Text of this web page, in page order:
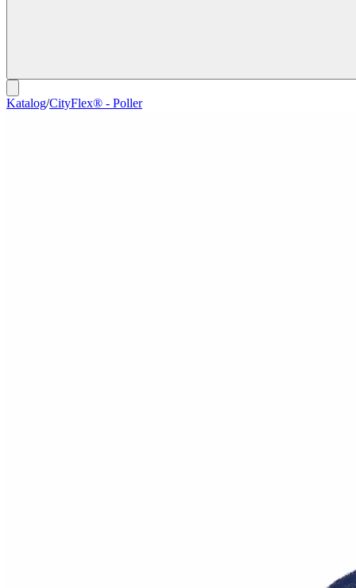
Katalog/CityFlex® - Poller